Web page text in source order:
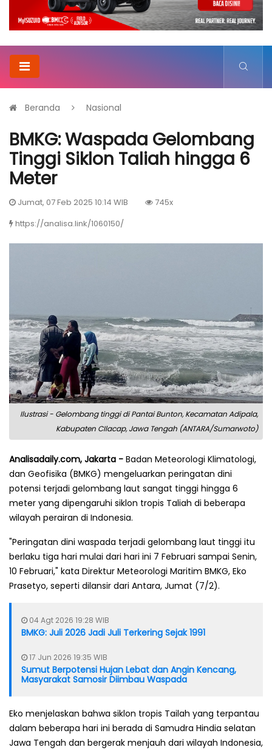
Beranda Nasional
BMKG: Waspada Gelombang
Tinggi Siklon Taliah hingga 6
Meter
Jumat, 07 Feb 2025 10:14 WIB
745x
https://analisa.link/1060150/
Ilustrasi - Gelombang tinggi di Pantai Bunton, Kecamatan Adipala,
Kabupaten CIlacap, Jawa Tengah (ANTARA/Sumarwoto)
Analisadaily.com, Jakarta - Badan Meteorologi Klimatologi,
dan Geofisika (BMKG) mengeluarkan peringatan dini
potensi terjadi gelombang laut sangat tinggi hingga 6
meter yang dipengaruhi siklon tropis Taliah di beberapa
wilayah perairan di Indonesia.
"Peringatan dini waspada terjadi gelombang laut tinggi itu
berlaku tiga hari mulai dari hari ini 7 Februari sampai Senin,
10 Februari," kata Direktur Meteorologi Maritim BMKG, Eko
Prasetyo, seperti dilansir dari Antara, Jumat (7/2).
04 Agt 2026 19:28 WIB
BMKG: Juli 2026 Jadi Juli Terkering Sejak 1991
17 Jun 2026 19:35 WIB
Sumut Berpotensi Hujan Lebat dan Angin Kencang,
Masyarakat Samosir Diimbau Waspada
Eko menjelaskan bahwa siklon tropis Tailah yang terpantau
dalam beberapa hari ini berada di Samudra Hindia selatan
Jawa Tengah dan bergerak menjauh dari wilayah Indonesia,